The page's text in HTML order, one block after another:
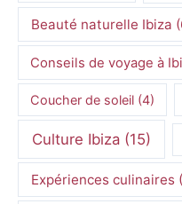
Beauté naturelle Ibiza
Conseils de voyage à
Coucher de soleil (4)
Culture Ibiza (15)
Expériences culinaires